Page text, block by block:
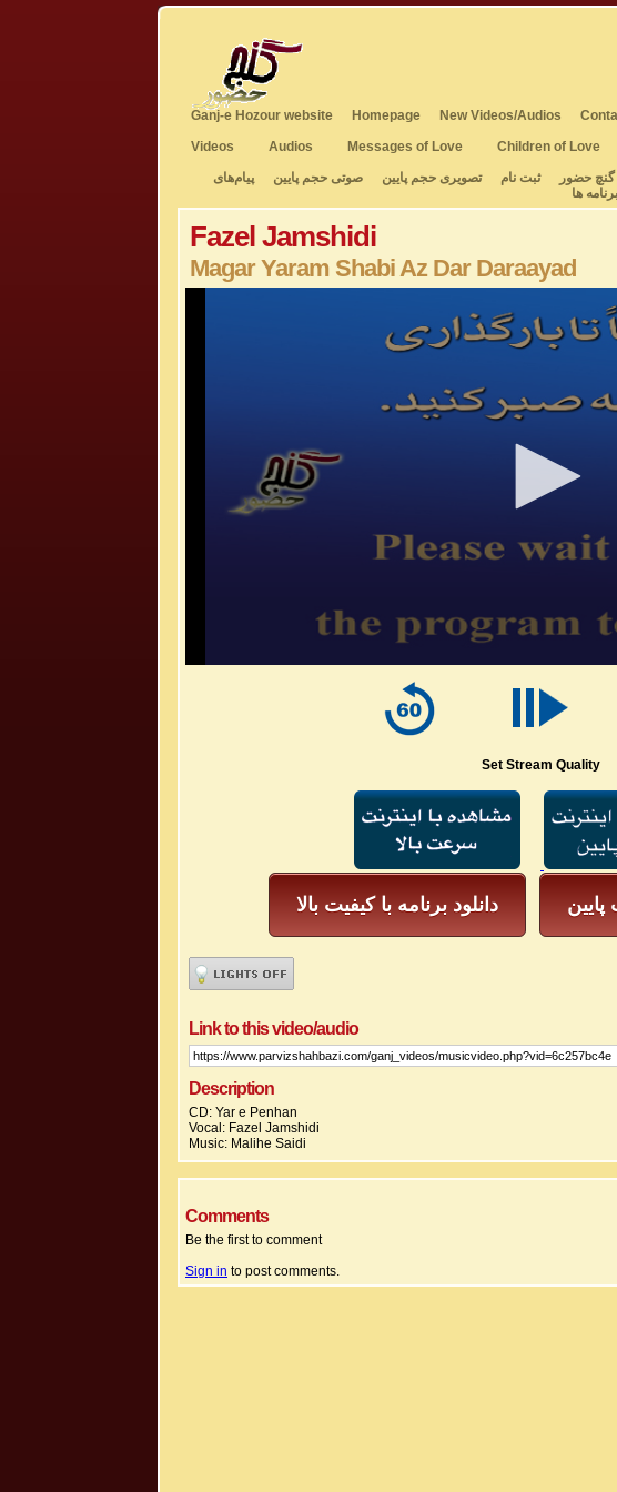
Ganj-e Hozour website Homepage New Videos/Audios
Videos
Audios Messages of Love Children of Love
گنچ حضور ثبت نام تصویری حجم پایین صوتی حجم پایین
پیام‌های
ها
Fazel Jamshidi
Magar Yaram Shabi Az Dar Daraayad
Set Stream Quality
دانلود برنامه با کیفیت بالا پایین
Link to this video/audio
Description
CD: Yar e Penhan
Vocal: Fazel Jamshidi
Music: Malihe Saidi
Comments
Be the first to comment
Sign in to post comments.